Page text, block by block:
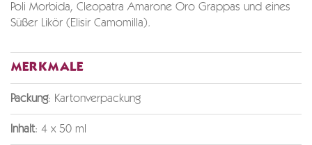
Poli Morbida, Cleopatra Amarone Oro Grappas und eines
Süßer Likör (Elisir Camomilla).
MERKMALE
Packung: Kartonverpackung
Inhalt: 4 x 50 ml